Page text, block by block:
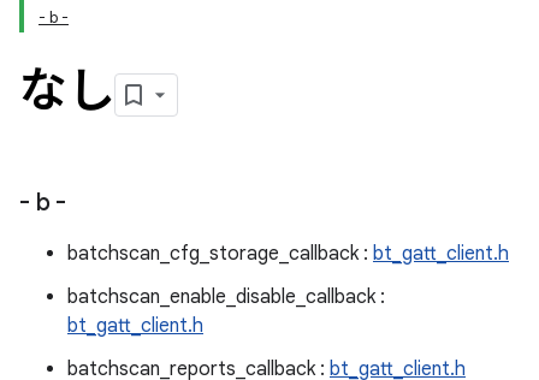
- b -
なし
- b -
batchscan_cfg_storage_callback : bt_gatt_client.h
batchscan_enable_disable_callback :
bt_gatt_client.h
batchscan_reports_callback : bt_gatt_client.h